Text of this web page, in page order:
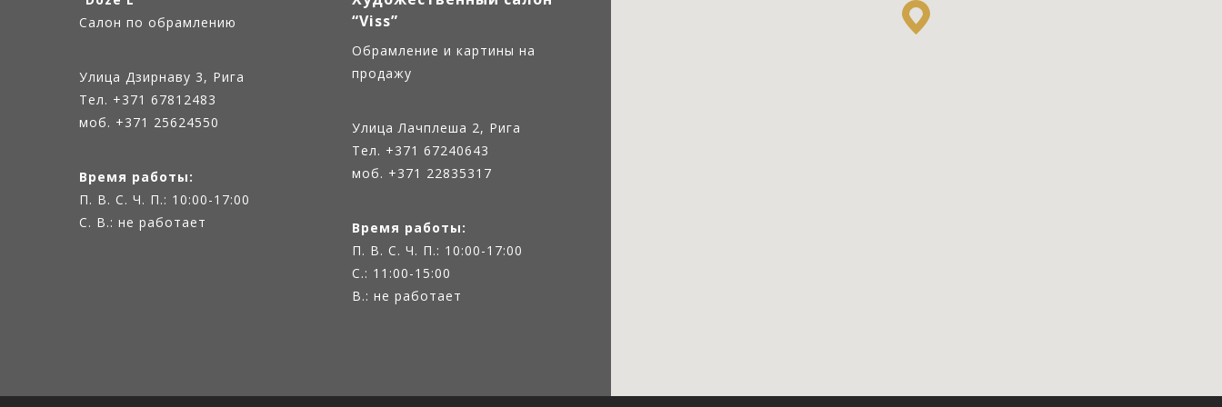
Салон по обрамлению
Улица Дзирнаву 3, Рига
Тел. +371 67812483
моб. +371 25624550
Время работы:
П. В. С. Ч. П.: 10:00-17:00
С. В.: не работает
“Viss”
Oбрамление и картины на
продажу
Улица Лачплеша 2, Рига
Тел. +371 67240643
моб. +371 22835317
Время работы:
П. В. С. Ч. П.: 10:00-17:00
С.: 11:00-15:00
В.: не работает